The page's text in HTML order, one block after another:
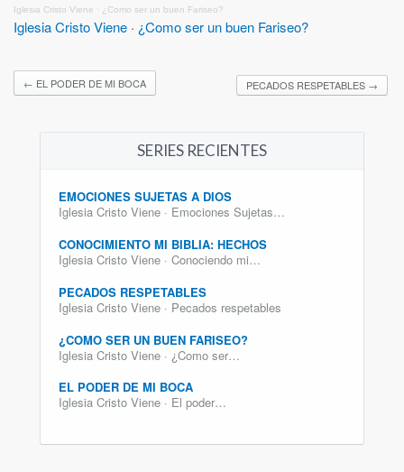
Iglesia Cristo Viene · ¿Como ser un buen Fariseo?
Iglesia Cristo Viene · ¿Como ser un buen Fariseo?
← EL PODER DE MI BOCA PECADOS RESPETABLES →
SERIES RECIENTES
EMOCIONES SUJETAS A DIOS
Iglesia Cristo Viene · Emociones Sujetas…
CONOCIMIENTO MI BIBLIA: HECHOS
Iglesia Cristo Viene · Conociendo mi…
PECADOS RESPETABLES
Iglesia Cristo Viene · Pecados respetables
¿COMO SER UN BUEN FARISEO?
Iglesia Cristo Viene · ¿Como ser…
EL PODER DE MI BOCA
Iglesia Cristo Viene · El poder…